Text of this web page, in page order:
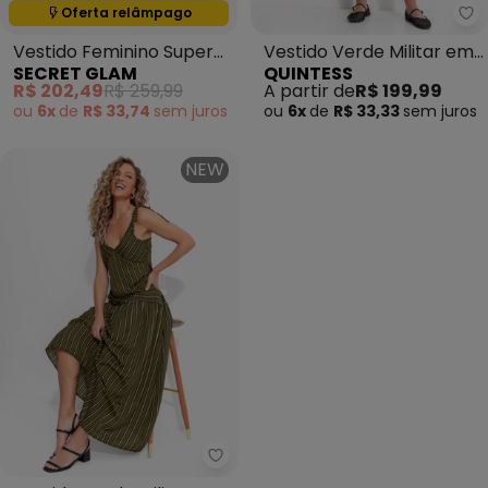
Oferta relâmpago
Termina em:00:00:00
Vestido Feminino Super
Midi Viscose Preto
SECRET GLAM
R$ 202,49R$ 259,99
ou 6x de R$ 33,74 sem juros
Vestido Verde Militar em
Crepe Plano
QUINTESS
A partir deR$ 199,99
ou 6x de R$ 33,33 sem juros
NEW
Quintess - Vestido Verde